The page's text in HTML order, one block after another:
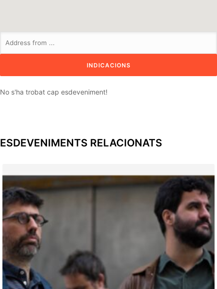
No s'ha trobat cap esdeveniment!
ESDEVENIMENTS RELACIONATS